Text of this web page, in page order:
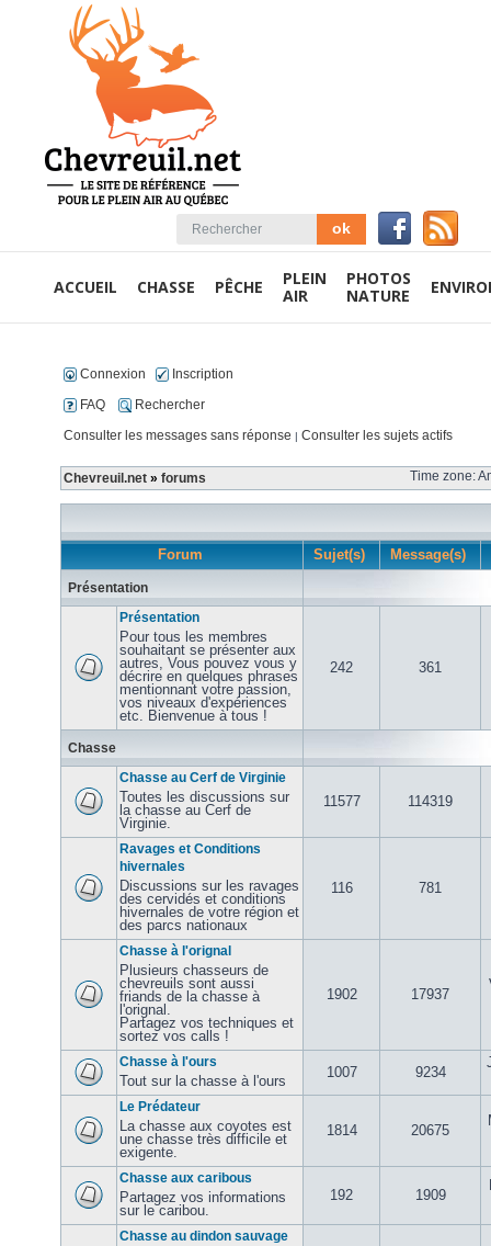
ACCUEIL CHASSE PÊCHE
PLEIN
AIR
PHOTOS
NATURE
Connexion
Inscription
FAQ
Rechercher
Consulter les messages sans réponse | Consulter les sujets actifs
Chevreuil.net » forums Time zone:
Forum Sujet(s) Message(s)
Présentation
Présentation
Pour tous les membres
souhaitant se présenter aux
autres, Vous pouvez vous y
décrire en quelques phrases
mentionnant votre passion,
vos niveaux d'expériences
etc. Bienvenue à tous !
242 361
Chasse
Chasse au Cerf de Virginie
Toutes les discussions sur
la chasse au Cerf de
Virginie.
11577 114319
Ravages et Conditions
hivernales
Discussions sur les ravages
des cervidés et conditions
hivernales de votre région et
des parcs nationaux
116 781
Chasse à l'orignal
Plusieurs chasseurs de
chevreuils sont aussi
friands de la chasse à
l'orignal.
Partagez vos techniques et
sortez vos calls !
1902 17937
Chasse à l'ours
Tout sur la chasse à l'ours
1007 9234
Le Prédateur
La chasse aux coyotes est
une chasse très difficile et
exigente.
1814 20675
Chasse aux caribous
Partagez vos informations
sur le caribou.
192 1909
Chasse au dindon sauvage